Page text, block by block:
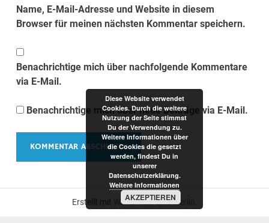
Name, E-Mail-Adresse und Website in diesem
Browser für meinen nächsten Kommentar speichern.
Benachrichtige mich über nachfolgende Kommentare
via E-Mail.
Benachrichtige mich über neue Beiträge via E-Mail.
Erstellt mit WordPressundMerlin.
Diese Website verwendet
Cookies. Durch die weitere
Nutzung der Seite stimmst
Du der Verwendung zu.
Weitere Informationen über
die Cookies die gesetzt
werden, findest Du in
unserer
Datenschutzerklärung.
Weitere Informationen
AKZEPTIEREN